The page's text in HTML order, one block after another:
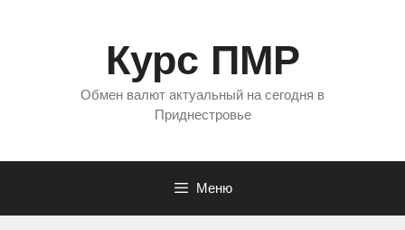
Курс ПМР
Обмен валют актуальный на сегодня в
Приднестровье
Меню